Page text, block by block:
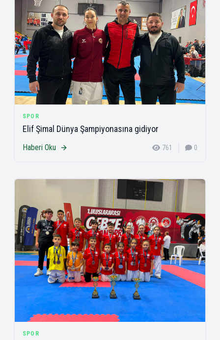
SPOR
Elif Şimal Dünya Şampiyonasına gidiyor
Haberi Oku 761 0
SPOR